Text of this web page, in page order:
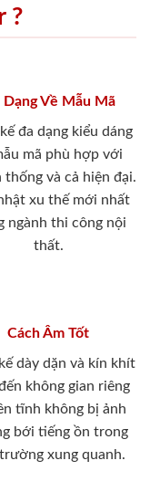
?
Về Mẫu Mã
đa dạng kiểu dáng
mã phù hợp với
thống và cả hiện đại.
xu thế mới nhất
ngành thi công nội
thất.
Cách Âm Tốt
dày dặn và kín khít
không gian riêng
tĩnh không bị ảnh
bới tiếng ồn trong
xung quanh.